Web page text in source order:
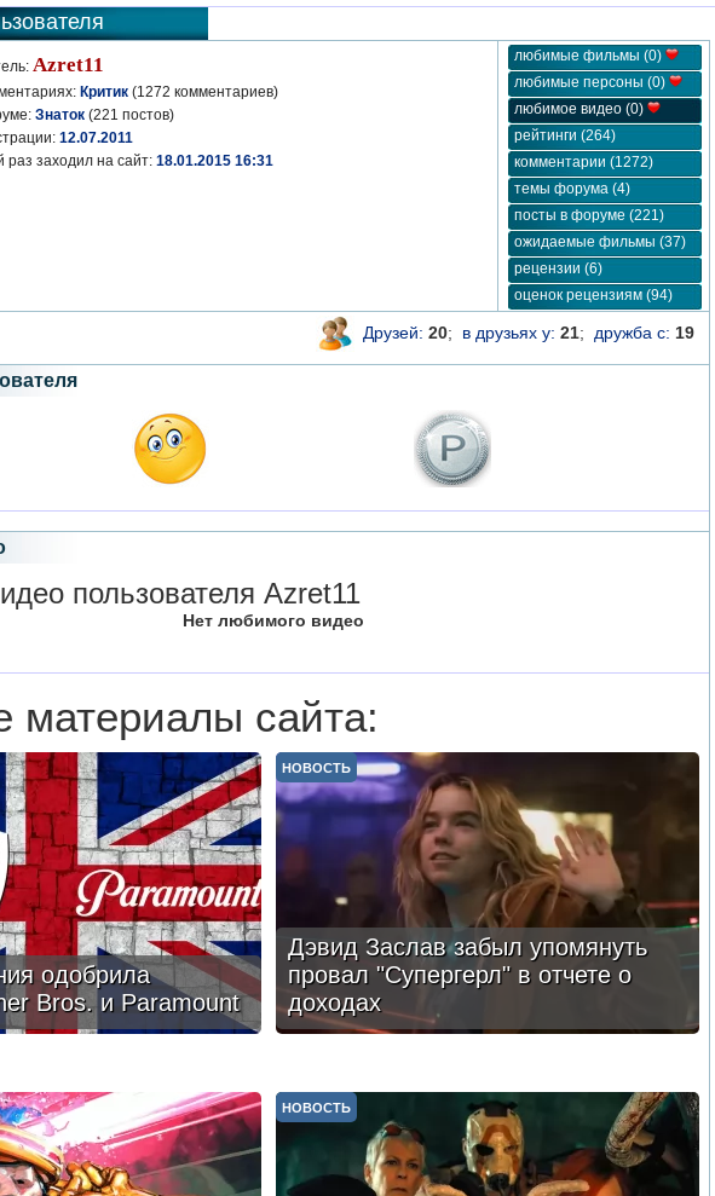
Azret11
Критик(1272 комментариев)
Знаток(221 постов)
12.07.2011
раз заходил на сайт: 18.01.2015 16:31
любимые фильмы (0)
любимые персоны (0)
любимое видео (0)
рейтинги (264)
комментарии (1272)
темы форума (4)
посты в форуме (221)
ожидаемые фильмы (37)
рецензии (6)
оценок рецензиям (94)
Друзей: 20; в друзьях у: 21; дружба с: 19
пользователя Azret11
Нет любимого видео
материалы сайта:
одобрила
Bros. и Paramount
Дэвид Заслав забыл упомянуть
провал "Супергерл" в отчете о
доходах
НОВОСТЬ
НОВОСТЬ